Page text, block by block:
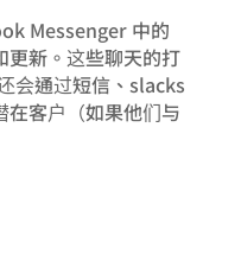
Messenger 中的
更新。这些聊天的打
会通过短信、slacks
在客户（如果他们与